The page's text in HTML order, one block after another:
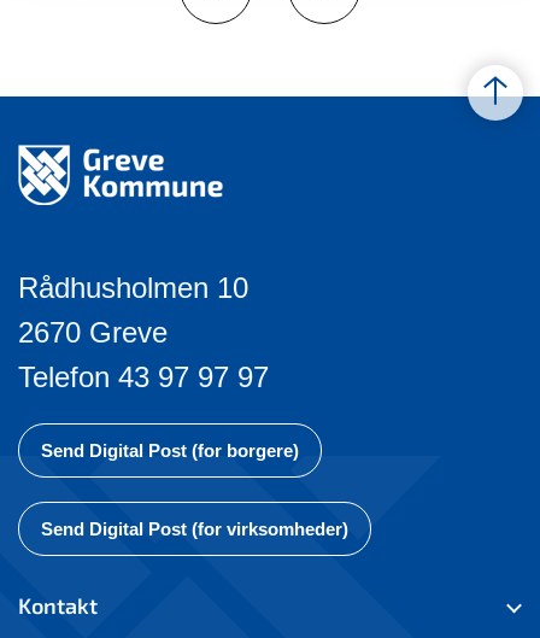
Rådhusholmen 10
2670 Greve
Telefon 43 97 97 97
Send Digital Post (for borgere)
Send Digital Post (for virksomheder)
Kontakt